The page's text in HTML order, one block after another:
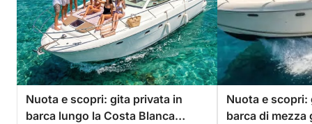
Nuota e scopri: gita privata in
barca lungo la Costa Blanca
Nuota e
barca di mezza